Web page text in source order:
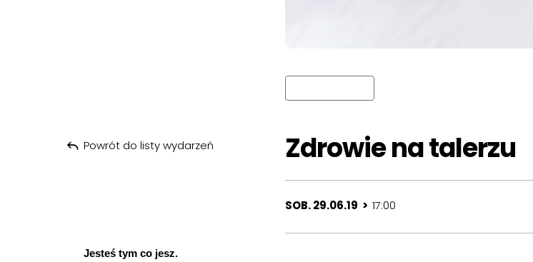
Zdrowie na talerzu
SOB. 29.06.19 > 17:00
Powrót do listy wydarzeń
Jesteś tym co jesz.